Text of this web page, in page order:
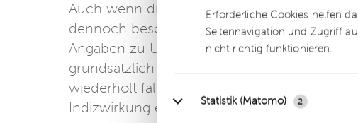
Erforderliche Cookies helfen
Seitennavigation und Zugriff
nicht richtig funktionieren.
Statistik (Matomo) 2
Auch wenn die Lohnabrechnung selbst
dennoch besondere Vorsicht geboten.
Angaben zu Überstunden oder
grundsätzlich keine eigenständige
wiederholt falsche Angaben, etwa zu
Indizwirkung entfalten.